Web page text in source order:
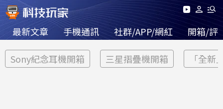
最新文章 手機通訊 社群/APP/網紅 開箱/評
Sony紀念耳機開箱 三星摺疊機開箱 「全新